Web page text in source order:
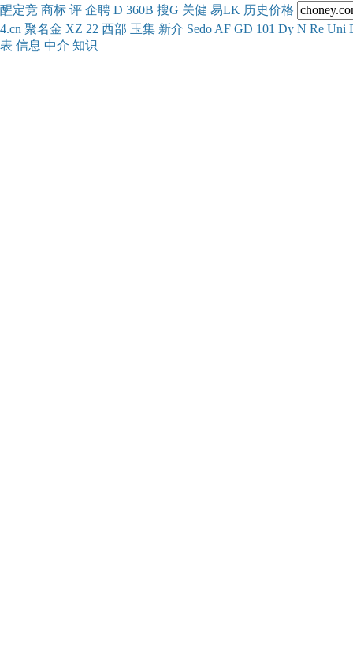
醒定竞 商标 评 企聘 D 360B 搜G 关健 易LK 历史价格
4.cn 聚名金 XZ 22 西部 玉集 新介 Sedo AF GD 101 Dy N Re Uni
表 信息 中介 知识